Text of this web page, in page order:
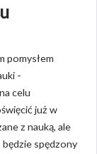
pomysłem
-
celu
już w
z nauką, ale
będzie spędzony